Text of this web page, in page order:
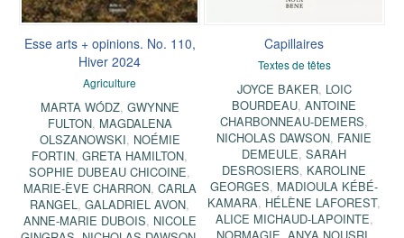
Esse arts + opinions. No. 110,
Hiver 2024
Agriculture
MARTA WÓDZ, GWYNNE
FULTON, MAGDALENA
OLSZANOWSKI, NOÉMIE
FORTIN,GRETA HAMILTON,
SOPHIE DUBEAU CHICOINE,
MARIE-ÈVE CHARRON, CARLA
RANGEL,GALADRIEL AVON,
ANNE-MARIE DUBOIS, NICOLE
Capillaires
Textes de têtes
JOYCE BAKER, LOIC
BOURDEAU,ANTOINE
CHARBONNEAU-DEMERS,
NICHOLAS DAWSON, FANIE
DEMEULE,SARAH
DESROSIERS, KAROLINE
GEORGES, MADIOULA KÉBÉ-
KAMARA, HÉLÈNE LAFOREST,
ALICE MICHAUD-LAPOINTE,